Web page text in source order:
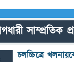
সাম্প্রতিক
চলচ্চিত্রে